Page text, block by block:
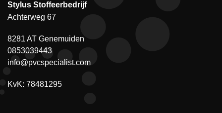
Stylus Stoffeerbedrijf
Achterweg 67
8281 AT Genemuiden
0853039443
info@pvcspecialist.com
KvK: 78481295